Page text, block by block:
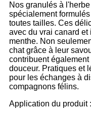
Nos granulés à
spécialement
toutes tailles. Ces
avec du vrai canard et
menthe. Non
chat grâce à leur
contribuent
douceur. Pratiques et
pour les échanges à
compagnons félins.
Application du produit :